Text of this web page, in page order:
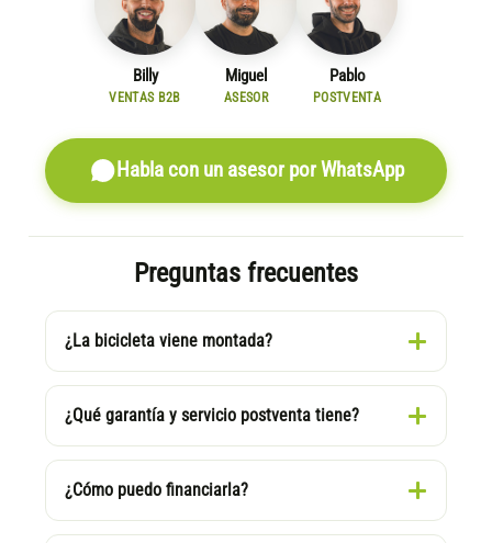
Billy
VENTAS B2B
Miguel
ASESOR
Pablo
POSTVENTA
Habla con un asesor por WhatsApp
Preguntas frecuentes
¿La bicicleta viene montada?
¿Qué garantía y servicio postventa tiene?
¿Cómo puedo financiarla?